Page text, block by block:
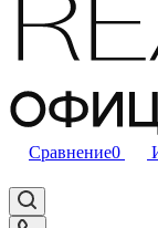
Сравнение0